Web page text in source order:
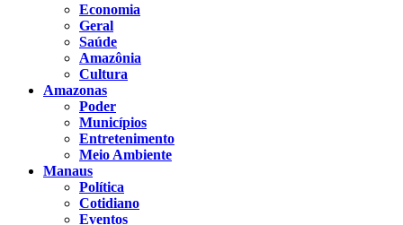
Economia
Geral
Saúde
Amazônia
Cultura
Amazonas
Poder
Municípios
Entretenimento
Meio Ambiente
Manaus
Política
Cotidiano
Eventos